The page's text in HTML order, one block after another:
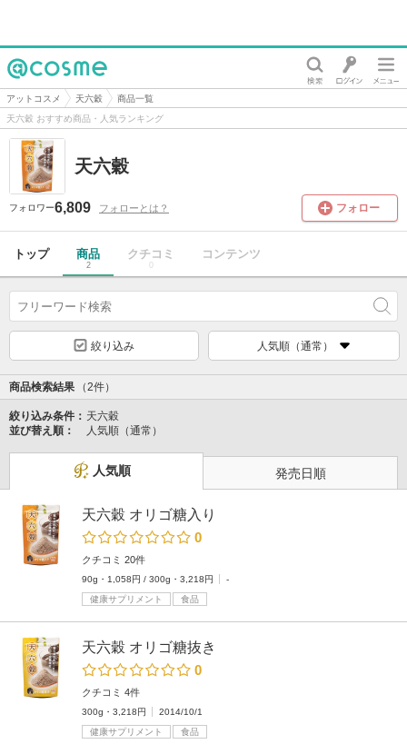
@cosme
アットコスメ 天六穀
商品一覧
天六穀 おすすめ商品・人気ランキング
天六穀
フォロワー6,809 フォローとは？ フォロー
トップ 商品
2
クチコミ
0
コンテンツ
絞り込み 人気順（通常）
商品検索結果 （2件）
絞り込み条件： 天六穀
並び替え順：
人気順（通常）
人気順 発売日順
天六穀 オリゴ糖入り
0
クチコミ 20件
90g・1,058円 / 300g・3,218円
-
健康サプリメント
食品
天六穀 オリゴ糖抜き
0
クチコミ 4件
300g・3,218円
2014/10/1
健康サプリメント
食品